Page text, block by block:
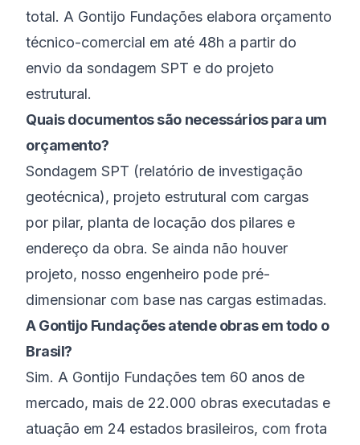
total. A Gontijo Fundações elabora orçamento
técnico-comercial em até 48h a partir do
envio da sondagem SPT e do projeto
estrutural.
Quais documentos são necessários para um
orçamento?
Sondagem SPT (relatório de investigação
geotécnica), projeto estrutural com cargas
por pilar, planta de locação dos pilares e
endereço da obra. Se ainda não houver
projeto, nosso engenheiro pode pré-
dimensionar com base nas cargas estimadas.
A Gontijo Fundações atende obras em todo o
Brasil?
Sim. A Gontijo Fundações tem 60 anos de
mercado, mais de 22.000 obras executadas e
atuação em 24 estados brasileiros, com frota